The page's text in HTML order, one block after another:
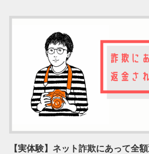
【実体験】ネット詐欺にあって全